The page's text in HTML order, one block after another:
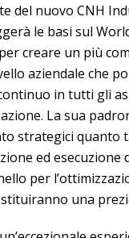
del nuovo CNH
le basi sul
creare un più
aziendale che
in tutti gli
La sua
strategici quanto
ed esecuzione
per
una